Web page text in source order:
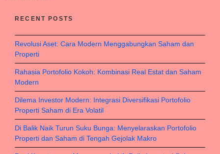
RECENT POSTS
Revolusi Aset: Cara Modern Menggabungkan Saham dan
Properti
Rahasia Portofolio Kokoh: Kombinasi Real Estat dan Saham
Modern
Dilema Investor Modern: Integrasi Diversifikasi Portofolio
Properti Saham di Era Volatil
Di Balik Naik Turun Suku Bunga: Menyelaraskan Portofolio
Properti dan Saham di Tengah Gejolak Makro